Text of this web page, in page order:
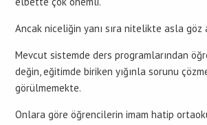
Ancak niceliğin yanı sıra nitelikte asla göz
Mevcut sistemde ders programlarından
değin, eğitimde biriken yığınla sorunu
görülmemekte.
Onlara göre öğrencilerin imam hatip